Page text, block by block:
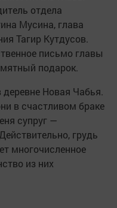
отдела
Мусина, глава
Тагир Кутдусов.
письмо главы
подарок.
Новая Чабья.
в счастливом браке
супруг —
грудь
многочисленное
из них